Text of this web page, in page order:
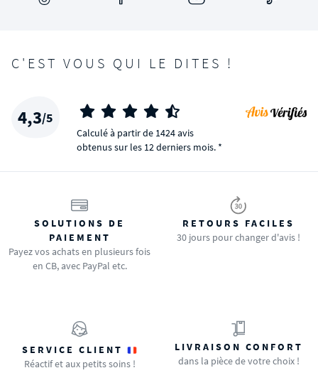
C'EST VOUS QUI LE DITES !
4,3/5
Calculé à partir de 1424 avis
obtenus sur les 12 derniers mois. *
SOLUTIONS DE
PAIEMENT
Payez vos achats en plusieurs fois
en CB, avec PayPal etc.
RETOURS FACILES
30 jours pour changer d'avis !
SERVICE CLIENT
Réactif et aux petits soins !
LIVRAISON CONFORT
dans la pièce de votre choix !